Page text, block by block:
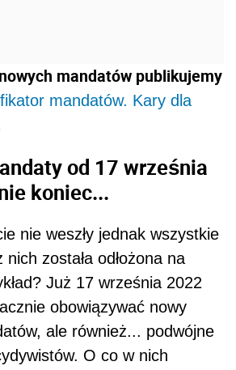
mandatów publikujemy
mandatów. Kary dla
od 17 września
koniec...
nie weszły jednak wszystkie
została odłożona na
Już 17 września 2022
obowiązywać nowy
ale również... podwójne
O co w nich